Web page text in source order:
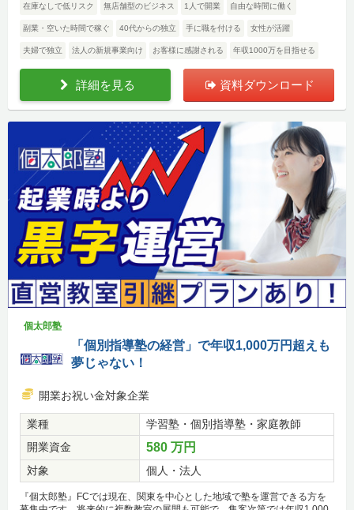
在庫なしで低リスク 無店舗型のビジネス 1人で開業 自由な時間に働く
副業・空いた時間で稼ぐ 40代からの独立 手に職を付ける 女性が活躍
夫婦で独立 法人の新規事業向け お客様に感謝される 年収1000万を目指せる
詳細を見る 資料ダウンロード
個太郎塾
「個別指導塾の経営」で年収1,000万円超えも
夢じゃない！
開業お祝い金対象企業
業種
学習塾・個別指導塾・家庭教師
開業資金
580 万円
対象 個人・法人
『個太郎塾』FCでは現在、関東を中心とした地域で塾を運営できる方を